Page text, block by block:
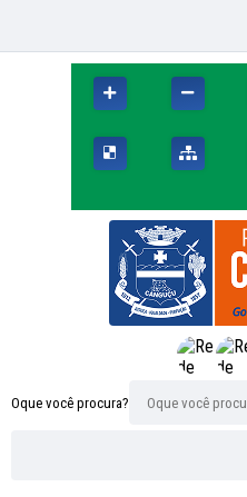
Oque você procura?